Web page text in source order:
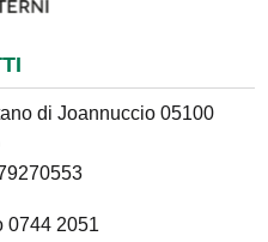
di Joannuccio 05100
0744 2051